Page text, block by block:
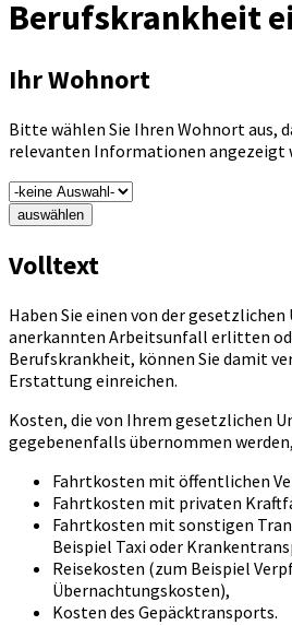
Berufskrankheit
Ihr Wohnort
Bitte wählen Sie Ihren Wohnort aus,
relevanten Informationen angezeigt
auswählen
Volltext
Haben Sie einen von der
anerkannten Arbeitsunfall erlitten
Berufskrankheit, können Sie damit
Erstattung einreichen.
Kosten, die von Ihrem gesetzlichen
gegebenenfalls übernommen
Fahrtkosten mit öffentlichen
Fahrtkosten mit privaten
Fahrtkosten mit sonstigen
Beispiel Taxi oder
Reisekosten (zum Beispiel
Übernachtungskosten),
Kosten des Gepäcktransports.